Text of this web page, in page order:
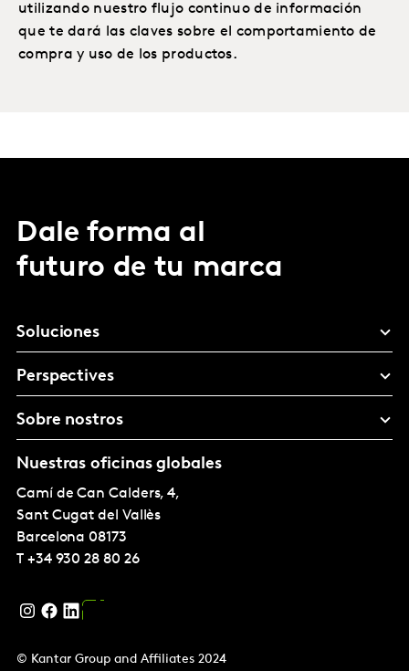
utilizando nuestro flujo continuo de información
que te dará las claves sobre el comportamiento de
compra y uso de los productos.
Dale forma al
futuro de tu marca
Soluciones
Perspectives
Sobre nostros
Nuestras oficinas globales
Camí de Can Calders, 4,
Sant Cugat del Vallès
Barcelona 08173
T +34 930 28 80 26
© Kantar Group and Affiliates 2024